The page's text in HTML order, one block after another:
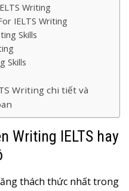
Writing
IELTS Writing
Skills
Skills
Writing chi tiết và
Writing IELTS hay
thách thức nhất trong